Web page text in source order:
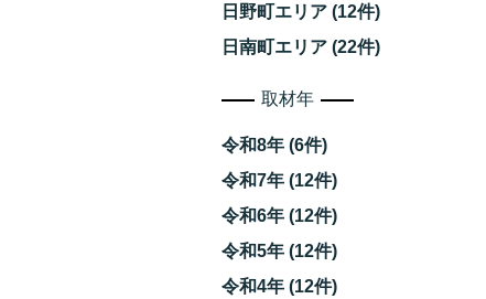
日野町エリア (12件)
日南町エリア (22件)
取材年
令和8年 (6件)
令和7年 (12件)
令和6年 (12件)
令和5年 (12件)
令和4年 (12件)